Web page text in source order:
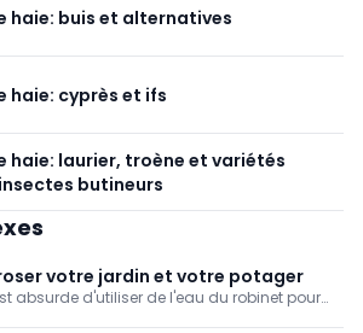
haie: buis et alternatives
haie: cyprès et ifs
haie: laurier, troène et variétés
butineurs
votre jardin et votre potager
absurde d'utiliser de l'eau du robinet pour